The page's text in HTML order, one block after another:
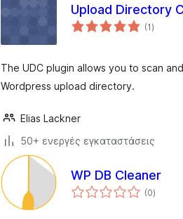
Upload Directory
(1σύνολο
)
The UDC plugin allows you to scan
Wordpress upload directory.
Elias Lackner
50+ ενεργές εγκαταστάσεις
WP DB Cleaner
(0σύνολο
)